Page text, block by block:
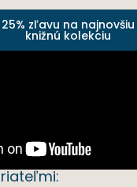
25% zľavu na
knižnú kolekciu